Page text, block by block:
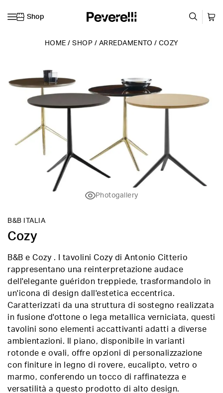
Shop
HOME / SHOP / ARREDAMENTO / COZY
Photogallery
B&B ITALIA
Cozy
B&B e Cozy . I tavolini Cozy di Antonio Citterio
rappresentano una reinterpretazione audace
dell'elegante guéridon treppiede, trasformandolo in
un'icona di design dall'estetica eccentrica.
Caratterizzati da una struttura di sostegno realizzata
in fusione d'ottone o lega metallica verniciata, questi
tavolini sono elementi accattivanti adatti a diverse
ambientazioni. Il piano, disponibile in varianti
rotonde e ovali, offre opzioni di personalizzazione
con finiture in legno di rovere, eucalipto, vetro o
marmo, conferendo un tocco di raffinatezza e
versatilità a questo prodotto di alto design.